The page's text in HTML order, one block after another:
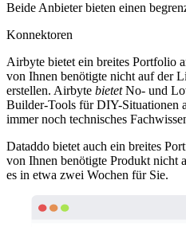
Beide Anbieter bieten einen
Konnektoren
Airbyte bietet ein breites Portfolio
von Ihnen benötigte nicht auf der
erstellen. Airbyte bietetNo- und
Builder-Tools für DIY-Situationen
immer noch technisches
Dataddo bietet auch ein breites
von Ihnen benötigte Produkt nicht
es in etwa zwei Wochen für Sie.